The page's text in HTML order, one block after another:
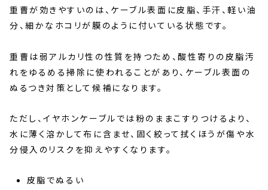
重曹が効きやすいのは、ケーブル表面に皮脂、手汗、軽い油
分、細かなホコリが膜のように付いている状態です。
重曹は弱アルカリ性の性質を持つため、酸性寄りの皮脂汚
れをゆるめる掃除に使われることがあり、ケーブル表面の
ぬるつき対策として候補になります。
ただし、イヤホンケーブルでは粉のままこすりつけるより、
水に薄く溶かして布に含ませ、固く絞って拭くほうが傷や水
分侵入のリスクを抑えやすくなります。
皮脂でぬるい